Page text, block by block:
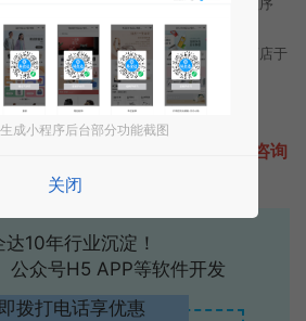
奖活动平台”即可进入小程序
抽奖活动平台团队开发，易企达小程序商店于
奖活动平台的小程序
活动平台的小程序不难，只需要咨询
定制开发，免费提供报价。
达10年行业沉淀！
公众号H5 APP等软件开发
拨打电话享优惠
成小程序后台部分功能截图
关闭